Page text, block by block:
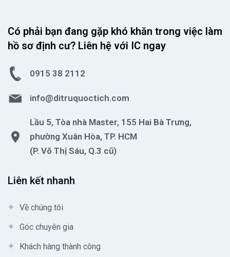
Có phải bạn đang gặp khó khăn trong việc làm
hồ sơ định cư? Liên hệ với IC ngay
0915 38 2112
info@ditruquoctich.com
Lầu 5, Tòa nhà Master, 155 Hai Bà Trưng,
phường Xuân Hòa, TP. HCM
(P. Võ Thị Sáu, Q.3 cũ)
Liên kết nhanh
Về chúng tôi
Góc chuyên gia
Khách hàng thành công